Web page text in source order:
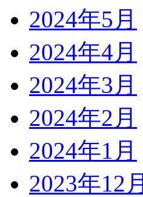
2024年5月
2024年4月
2024年3月
2024年2月
2024年1月
2023年12月